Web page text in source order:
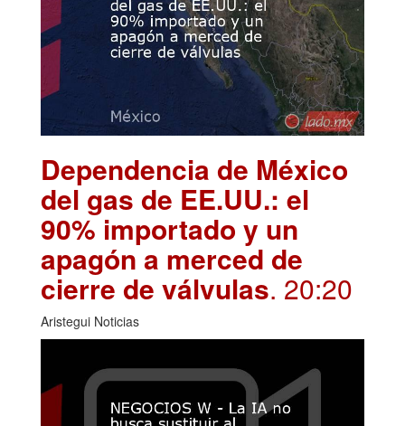
Dependencia de México
del gas de EE.UU.: el
90% importado y un
apagón a merced de
cierre de válvulas. 20:20
Aristegui Noticias